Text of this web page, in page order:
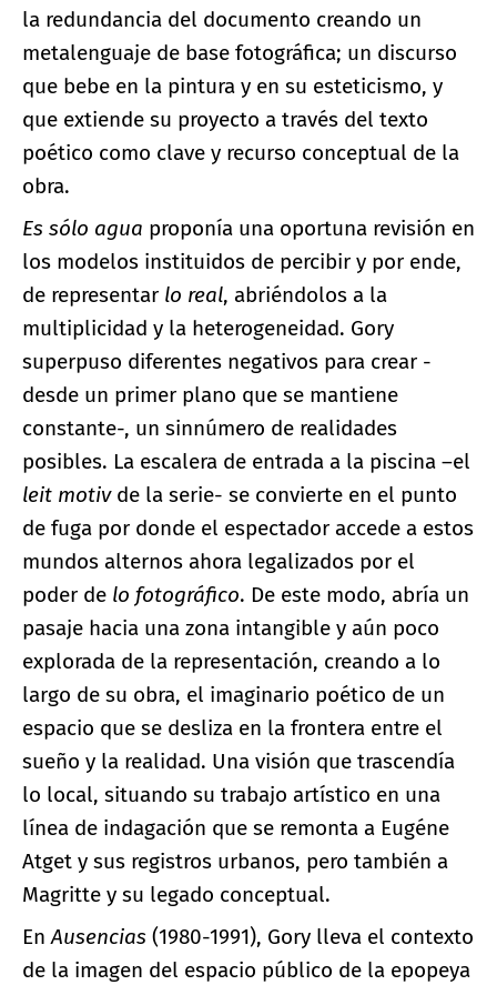
la redundancia del documento creando un
metalenguaje de base fotográfica; un discurso
que bebe en la pintura y en su esteticismo, y
que extiende su proyecto a través del texto
poético como clave y recurso conceptual de la
obra.
Es sólo agua proponía una oportuna revisión en
los modelos instituidos de percibir y por ende,
de representar lo real, abriéndolos a la
multiplicidad y la heterogeneidad. Gory
superpuso diferentes negativos para crear -
desde un primer plano que se mantiene
constante-, un sinnúmero de realidades
posibles. La escalera de entrada a la piscina –el
leit motiv de la serie- se convierte en el punto
de fuga por donde el espectador accede a estos
mundos alternos ahora legalizados por el
poder de lo fotográfico. De este modo, abría un
pasaje hacia una zona intangible y aún poco
explorada de la representación, creando a lo
largo de su obra, el imaginario poético de un
espacio que se desliza en la frontera entre el
sueño y la realidad. Una visión que trascendía
lo local, situando su trabajo artístico en una
línea de indagación que se remonta a Eugéne
Atget y sus registros urbanos, pero también a
Magritte y su legado conceptual.
En Ausencias (1980-1991), Gory lleva el contexto
de la imagen del espacio público de la epopeya